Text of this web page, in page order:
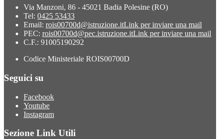
Via Manzoni, 86 - 45021 Badia Polesine (RO)
Tel: 0425 53433
Email: rois00700d@istruzione.itLink per inviare una mail
PEC: rois00700d@pec.istruzione.itLink per inviare una mail
C.F.: 91005190292
Codice Ministeriale ROIS00700D
Seguici su
Facebook
Youtube
Instagram
Sezione Link Utili